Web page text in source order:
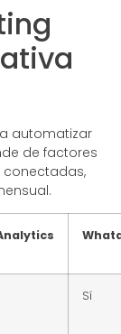
automatizar
de factores
Sí